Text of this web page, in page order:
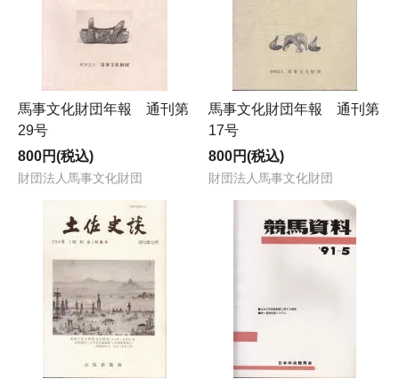
馬事文化財団年報 通刊第
29号
800円(税込)
財団法人馬事文化財団
馬事文化財団年報 通刊第
17号
800円(税込)
財団法人馬事文化財団